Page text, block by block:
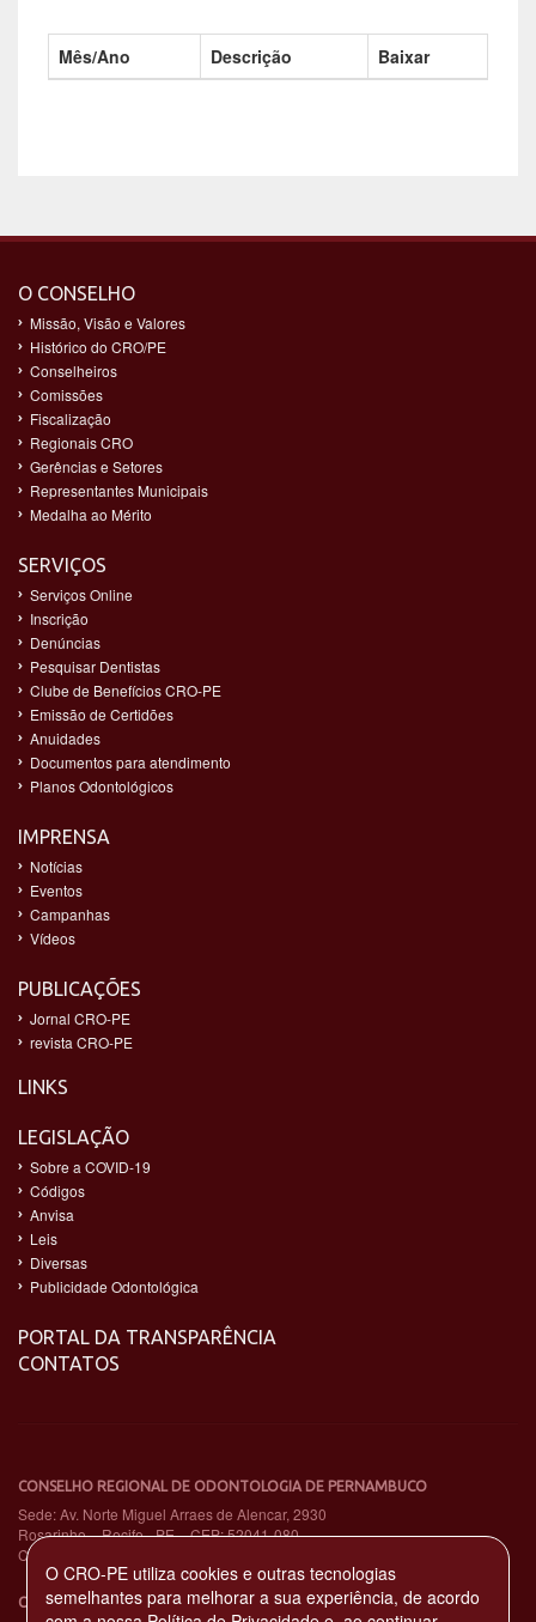
Mês/Ano Descrição Baixar
O CONSELHO
Missão, Visão e Valores
Histórico do CRO/PE
Conselheiros
Comissões
Fiscalização
Regionais CRO
Gerências e Setores
Representantes Municipais
Medalha ao Mérito
SERVIÇOS
Serviços Online
Inscrição
Denúncias
Pesquisar Dentistas
Clube de Benefícios CRO-PE
Emissão de Certidões
Anuidades
Documentos para atendimento
Planos Odontológicos
IMPRENSA
Notícias
Eventos
Campanhas
Vídeos
PUBLICAÇÕES
Jornal CRO-PE
revista CRO-PE
LINKS
LEGISLAÇÃO
Sobre a COVID-19
Códigos
Anvisa
Leis
Diversas
Publicidade Odontológica
PORTAL DA TRANSPARÊNCIA
CONTATOS
CONSELHO REGIONAL DE ODONTOLOGIA DE PERNAMBUCO
Sede: Av. Norte Miguel Arraes de Alencar, 2930
Rosarinho – Recife - PE – CEP: 52041-080
CNPJ: 11.735.263/0001-65
CENTRAL DE ATENDIMENTO TELEFÔNICO
O CRO-PE utiliza cookies e outras tecnologias
semelhantes para melhorar a sua experiência, de acordo